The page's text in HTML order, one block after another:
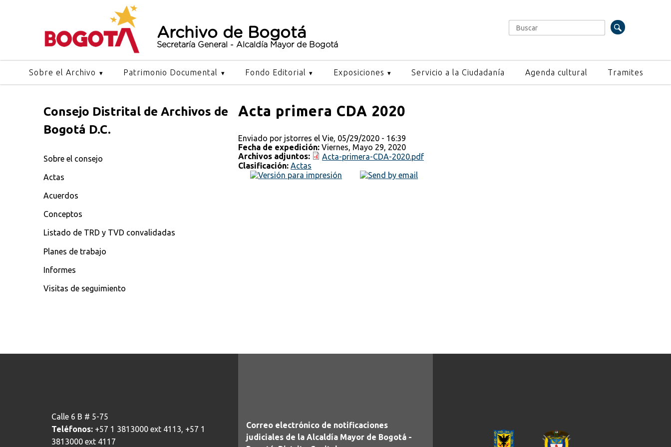
Archivo de Bogotá
Secretaría General - Alcaldía Mayor de Bogotá
Formulario de búsqueda
Buscar
Sobre el Archivo Patrimonio Documental Fondo Editorial Exposiciones Servicio a la Ciudadanía Agenda cultural Tramites
Consejo Distrital de Archivos de
Bogotá D.C.
Sobre el consejo
Actas
Acuerdos
Conceptos
Listado de TRD y TVD convalidadas
Planes de trabajo
Informes
Visitas de seguimiento
Acta primera CDA 2020
Enviado por jstorres el Vie, 05/29/2020 - 16:39
Fecha de expedición: Viernes, Mayo 29, 2020
Archivos adjuntos:
Acta-primera-CDA-2020.pdf
Clasificación: Actas
Calle 6 B # 5-75
Teléfonos: +57 1 3813000 ext 4113, +57 1
3813000 ext 4117
Correo electrónico de notificaciones
judiciales de la Alcaldía Mayor de Bogotá -